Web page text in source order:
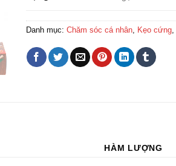
Danh mục: Chăm sóc cá nhân, Kẹo cứng,
HÀM LƯỢNG